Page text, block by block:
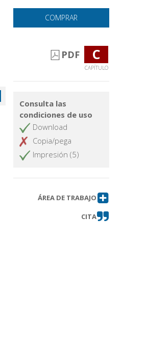
COMPRAR
PDF C
CAPÍTULO
Consulta las
condiciones de uso
Download
Copia/pega
Impresión (5)
ÁREA DE TRABAJO
CITA